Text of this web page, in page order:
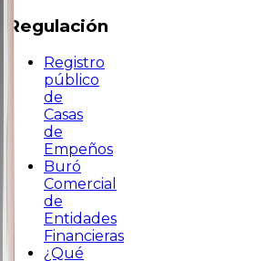
Regulación
Registro
público
de
Casas
de
Empeños
Buró
Comercial
de
Entidades
Financieras
¿Qué